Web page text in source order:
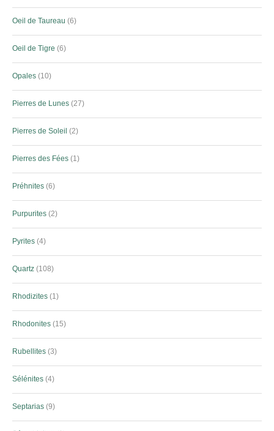
Oeil de Taureau 6
Oeil de Tigre 6
Opales 10
Pierres de Lunes 27
Pierres de Soleil 2
Pierres des Fées 1
Préhnites 6
Purpurites 2
Pyrites 4
Quartz 108
Rhodizites 1
Rhodonites 15
Rubellites 3
Sélénites 4
Septarias 9